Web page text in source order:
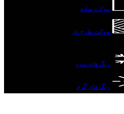
موکت ساده
موکت طرح دار
رنگ های سرد
رنگ های گرم